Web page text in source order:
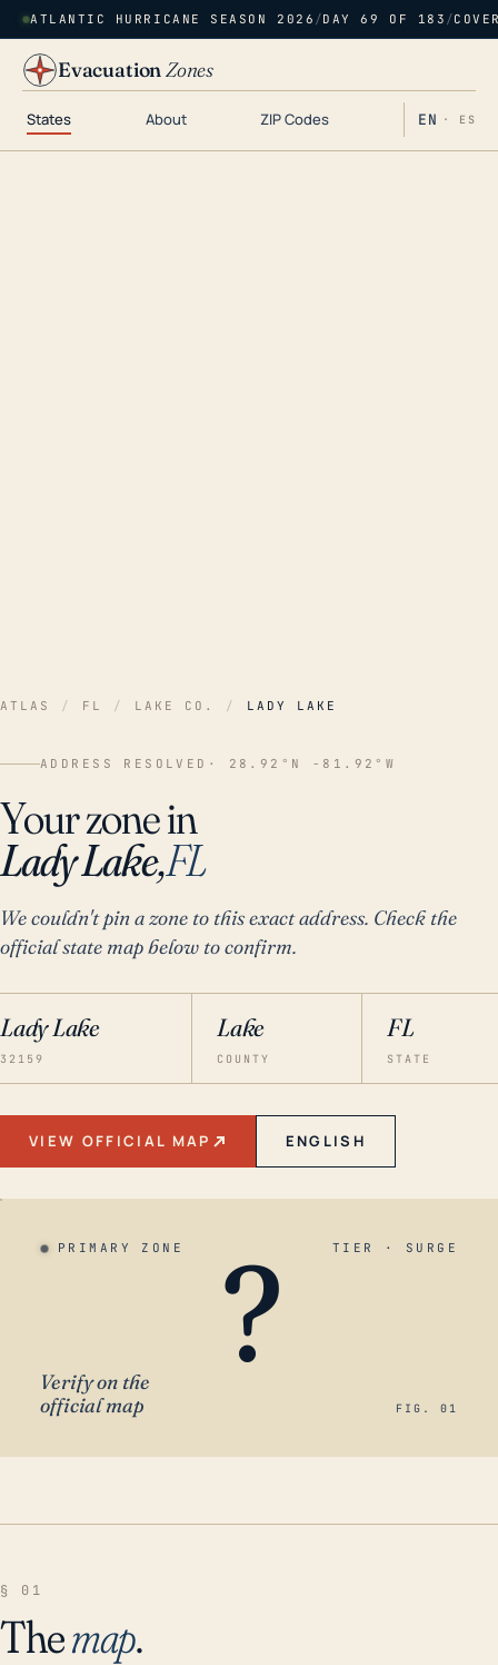
ATLANTIC HURRICANE SEASON 2026 /DAY 69 OF 183 /
EvacuationZones
States About ZIP Codes EN · ES
ATLAS / FL / LAKE CO. / LADY LAKE
ADDRESS RESOLVED · 28.92°N -81.92°W
Your zone in
Lady Lake,FL
We couldn't pin a zone to this exact address. Check the
official state map below to confirm.
Lady Lake
32159
Lake
COUNTY
FL
STATE
VIEW OFFICIAL MAP ENGLISH
PRIMARY ZONE TIER · SURGE
?
Verify on the
official map
FIG. 01
§ 01
Themap.